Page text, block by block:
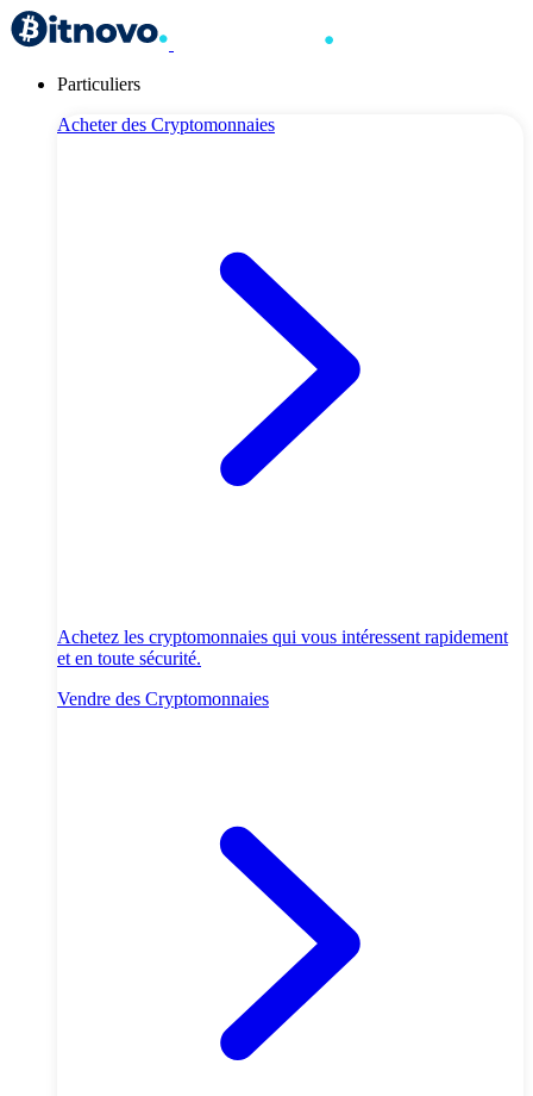
Particuliers
Acheter des Cryptomonnaies
Achetez les cryptomonnaies qui vous intéressent rapidement
et en toute sécurité.
Vendre des Cryptomonnaies